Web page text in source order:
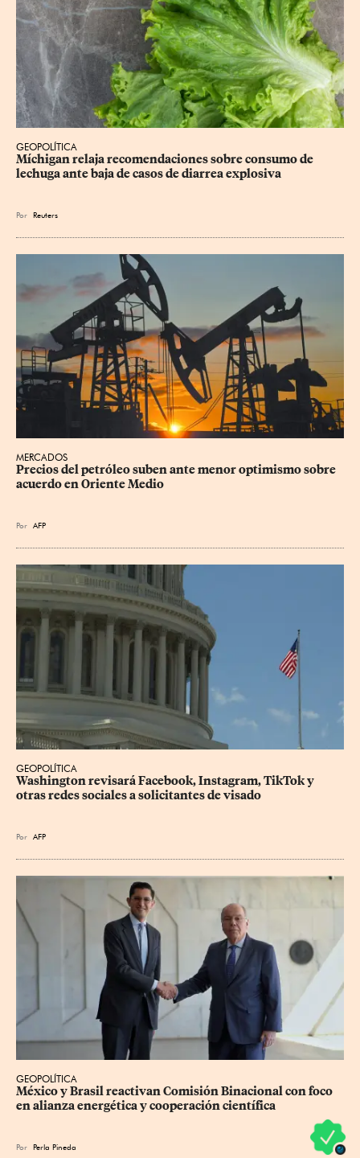
GEOPOLÍTICA
Míchigan relaja recomendaciones sobre consumo de
lechuga ante baja de casos de diarrea explosiva
Por Reuters
MERCADOS
Precios del petróleo suben ante menor optimismo sobre
acuerdo en Oriente Medio
Por AFP
GEOPOLÍTICA
Washington revisará Facebook, Instagram, TikTok y
otras redes sociales a solicitantes de visado
Por AFP
GEOPOLÍTICA
México y Brasil reactivan Comisión Binacional con foco
en alianza energética y cooperación científica
Por Perla Pineda